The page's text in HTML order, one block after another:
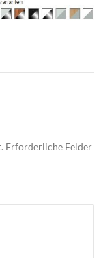
Erforderliche Felder